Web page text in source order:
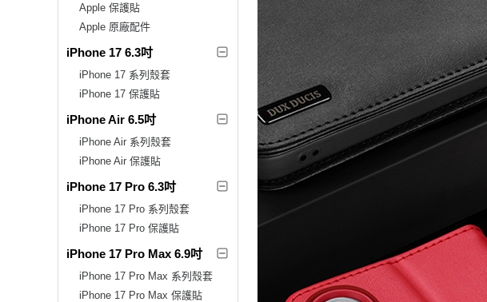
Apple 保護貼
Apple 原廠配件
iPhone 17 6.3吋
iPhone 17 系列殼套
iPhone 17 保護貼
iPhone Air 6.5吋
iPhone Air 系列殼套
iPhone Air 保護貼
iPhone 17 Pro 6.3吋
iPhone 17 Pro 系列殼套
iPhone 17 Pro 保護貼
iPhone 17 Pro Max 6.9吋
iPhone 17 Pro Max 系列殼套
iPhone 17 Pro Max 保護貼